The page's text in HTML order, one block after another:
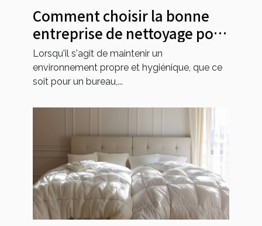
Comment choisir la bonne
entreprise de nettoyage pour
vos besoins
Lorsqu'il s'agit de maintenir un
environnement propre et hygiénique, que ce
soit pour un bureau,...